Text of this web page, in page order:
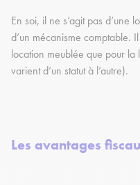
En soi, il ne s’agit pas d’une
d’un mécanisme comptable.
location meublée que pour la
varient d’un statut à l’autre).
Les avantages